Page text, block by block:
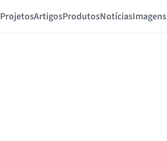
ProjetosArtigosProdutosNotíciasImagens